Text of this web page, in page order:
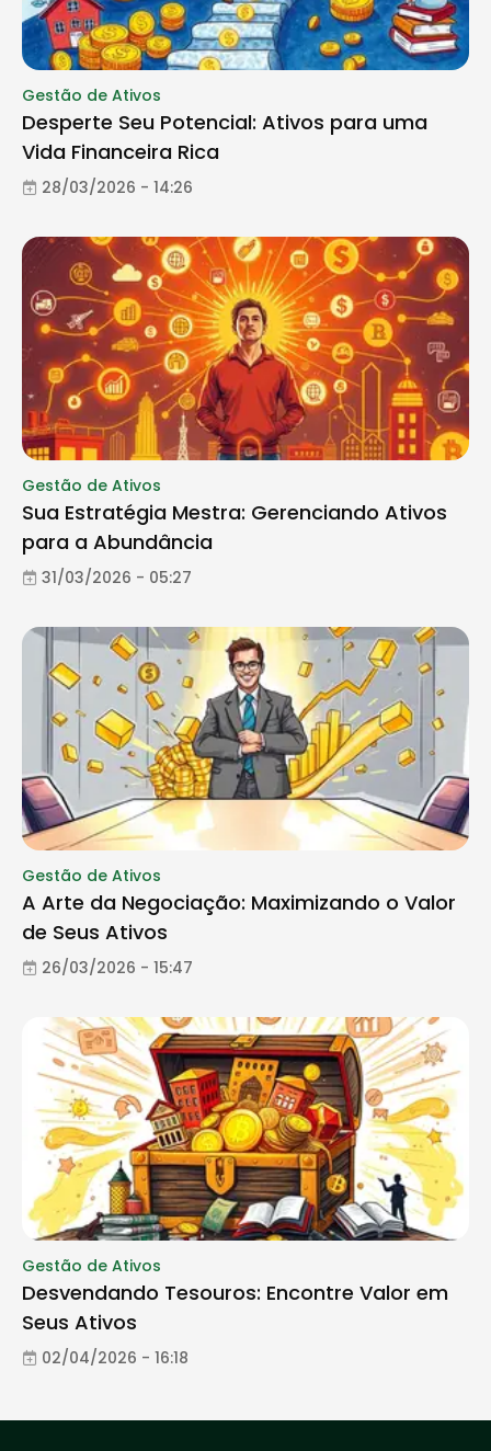
Gestão de Ativos
Desperte Seu Potencial: Ativos para uma
Vida Financeira Rica
28/03/2026 - 14:26
Gestão de Ativos
Sua Estratégia Mestra: Gerenciando Ativos
para a Abundância
31/03/2026 - 05:27
Gestão de Ativos
A Arte da Negociação: Maximizando o Valor
de Seus Ativos
26/03/2026 - 15:47
Gestão de Ativos
Desvendando Tesouros: Encontre Valor em
Seus Ativos
02/04/2026 - 16:18